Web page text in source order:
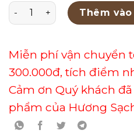
NỤ TRẦM KHÓI NGƯỢC
Thêm
Miễn phí vận chuyển
300.000đ, tích điểm
Cảm ơn Quý khách
phẩm của Hương